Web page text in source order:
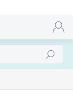
Hľadať